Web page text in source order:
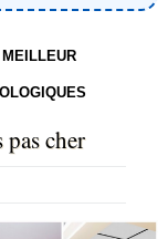
pas cher